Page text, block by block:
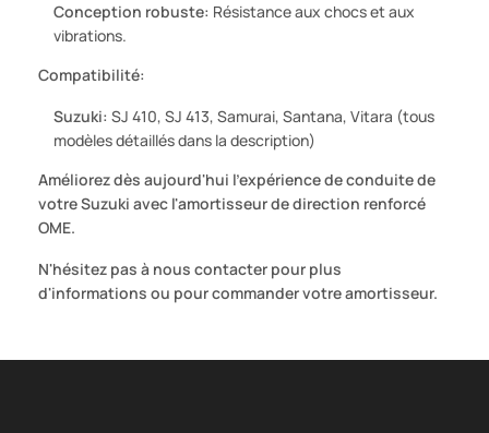
Conception robuste: Résistance aux chocs et aux
vibrations.
Compatibilité:
Suzuki: SJ 410, SJ 413, Samurai, Santana, Vitara (tous
modèles détaillés dans la description)
Améliorez dès aujourd'hui l'expérience de conduite de
votre Suzuki avec l'amortisseur de direction renforcé
OME.
N'hésitez pas à nous contacter pour plus
d'informations ou pour commander votre amortisseur.